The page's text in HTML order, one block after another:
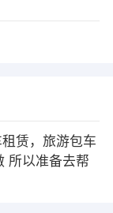
赁，旅游包车
所以准备去帮